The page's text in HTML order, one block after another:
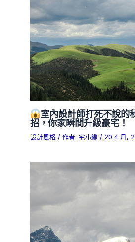
室內設計師打死不說的
招，你家瞬間升級豪宅！
設計風格 / 作者: 宅小編 / 20 4 月,